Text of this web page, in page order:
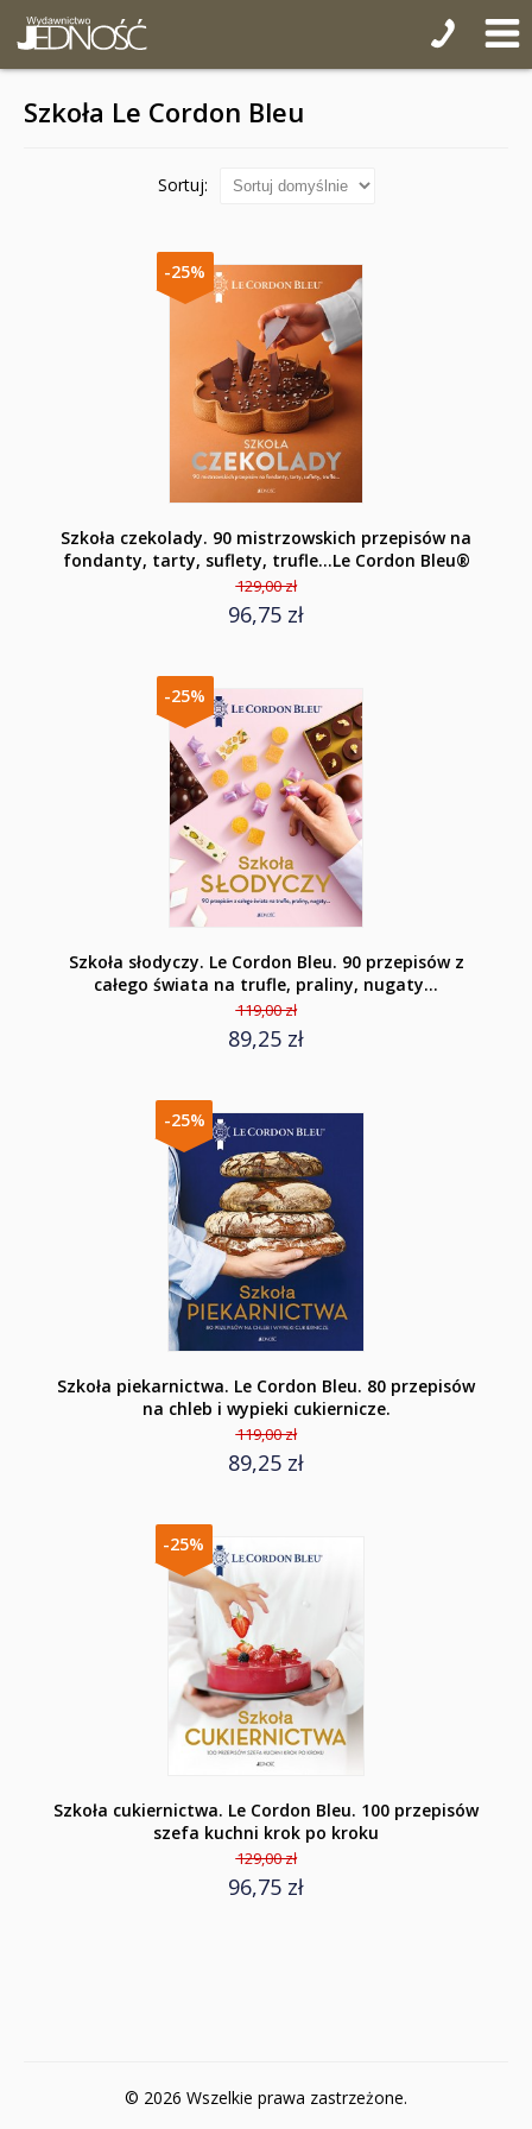
Szkoła Le Cordon Bleu
Sortuj:
-25%
Szkoła czekolady. 90 mistrzowskich przepisów na
fondanty, tarty, suflety, trufle…Le Cordon Bleu®
129,00 zł
96,75 zł
-25%
Szkoła słodyczy. Le Cordon Bleu. 90 przepisów z
całego świata na trufle, praliny, nugaty…
119,00 zł
89,25 zł
-25%
Szkoła piekarnictwa. Le Cordon Bleu. 80 przepisów
na chleb i wypieki cukiernicze.
119,00 zł
89,25 zł
-25%
Szkoła cukiernictwa. Le Cordon Bleu. 100 przepisów
szefa kuchni krok po kroku
129,00 zł
96,75 zł
© 2026 Wszelkie prawa zastrzeżone.